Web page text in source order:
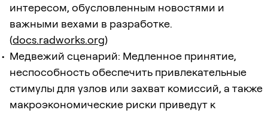
интересом, обусловленным новостями и
важными вехами в разработке.
(docs.radworks.org)
Медвежий сценарий: Медленное принятие,
неспособность обеспечить привлекательные
стимулы для узлов или захват комиссий, а также
макроэкономические риски приведут к